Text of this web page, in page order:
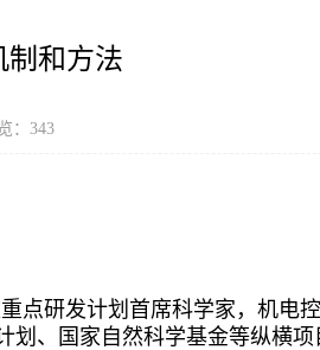
制和方法
： 343
点研发计划首席科学家，机电
、国家自然科学基金等纵横项